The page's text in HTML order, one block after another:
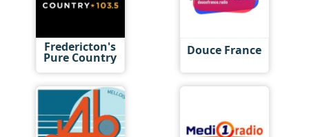
Fredericton's
Pure Country Douce France